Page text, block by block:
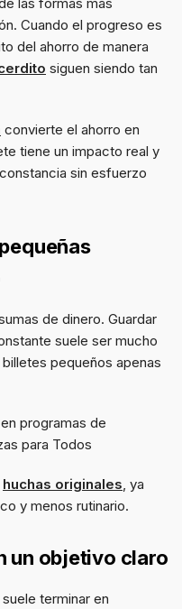
Cuando el progreso es
del ahorro de manera
siguen siendo tan
convierte el ahorro en
tiene un impacto real y
sin esfuerzo
de dinero. Guardar
suele ser mucho
pequeños apenas
programas de
para Todos
huchas originales, ya
y menos rutinario.
un objetivo claro
terminar en